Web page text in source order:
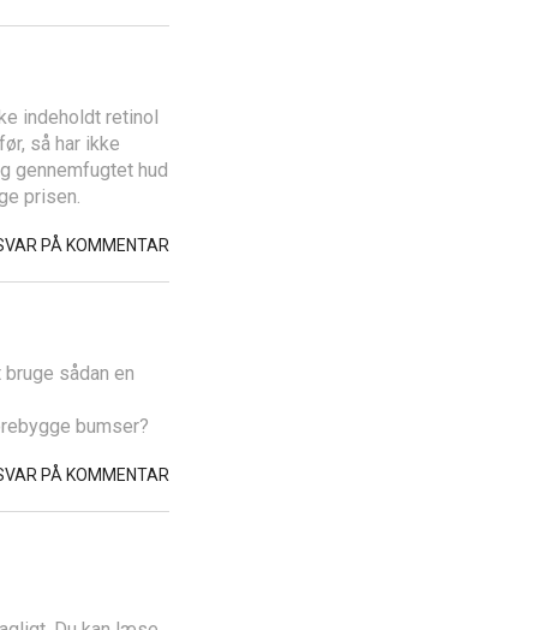
indeholdt retinol
så har ikke
gennemfugtet hud
prisen.
PÅ KOMMENTAR
sådan en
bumser?
PÅ KOMMENTAR